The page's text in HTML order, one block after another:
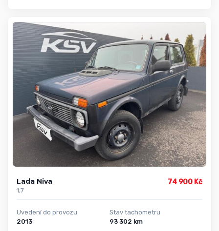
Lada Niva
1,7
74 900 Kč
Uvedení do provozu
2013
Stav tachometru
93 302 km